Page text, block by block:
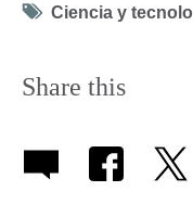
Tag
Ciencia y
Share this